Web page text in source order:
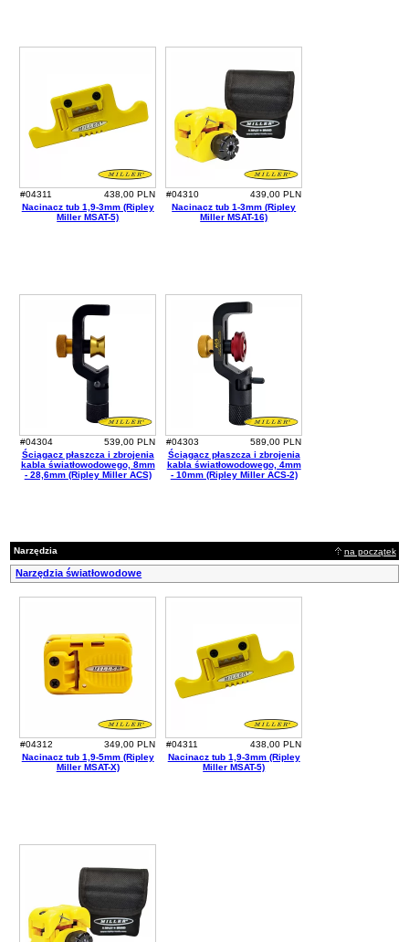
#04311
438,00 PLN
Nacinacz tub 1,9-3mm (Ripley
Miller MSAT-5)
#04310
439,00 PLN
Nacinacz tub 1-3mm (Ripley
Miller MSAT-16)
#04304
539,00 PLN
Ściągacz płaszcza i zbrojenia
kabla światłowodowego, 8mm
- 28,6mm (Ripley Miller ACS)
#04303
589,00 PLN
Ściągacz płaszcza i zbrojenia
kabla światłowodowego, 4mm
- 10mm (Ripley Miller ACS-2)
na początek
Narzędzia
Narzędzia światłowodowe
#04312
349,00 PLN
Nacinacz tub 1,9-5mm (Ripley
Miller MSAT-X)
#04311
438,00 PLN
Nacinacz tub 1,9-3mm (Ripley
Miller MSAT-5)